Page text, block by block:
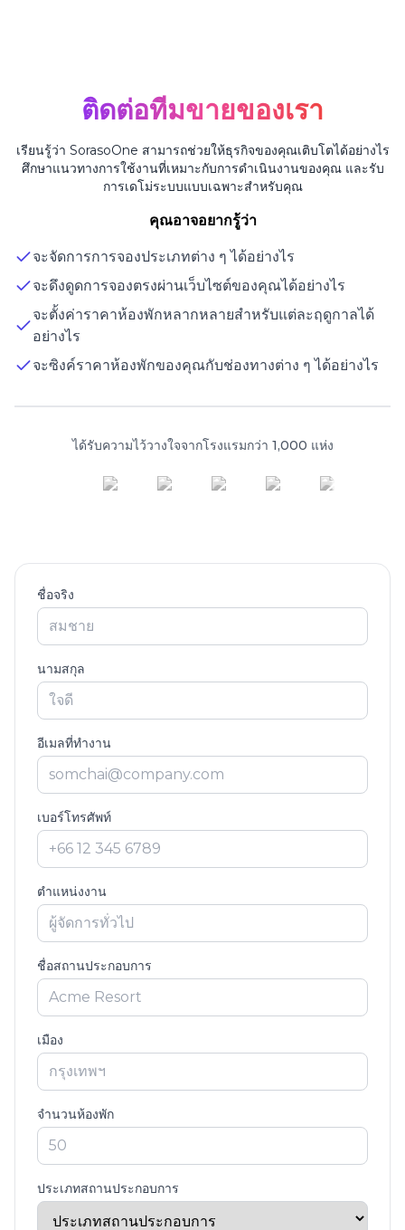
ติดต่อทีมขายของเรา
เรียนรู้ว่า SorasoOne สามารถช่วยให้ธุรกิจของคุณเติบโตได้อย่างไร
ศึกษาแนวทางการใช้งานที่เหมาะกับการดำเนินงานของคุณ และรับ
การเดโม่ระบบแบบเฉพาะสำหรับคุณ
คุณอาจอยากรู้ว่า
จะจัดการการจองประเภทต่าง ๆ ได้อย่างไร
จะดึงดูดการจองตรงผ่านเว็บไซต์ของคุณได้อย่างไร
จะตั้งค่าราคาห้องพักหลากหลายสำหรับแต่ละฤดูกาลได้
อย่างไร
จะซิงค์ราคาห้องพักของคุณกับช่องทางต่าง ๆ ได้อย่างไร
ได้รับความไว้วางใจจากโรงแรมกว่า 1,000 แห่ง
ชื่อจริง
นามสกุล
อีเมลที่ทำงาน
เบอร์โทรศัพท์
ตำแหน่งงาน
ชื่อสถานประกอบการ
เมือง
จำนวนห้องพัก
ประเภทสถานประกอบการ